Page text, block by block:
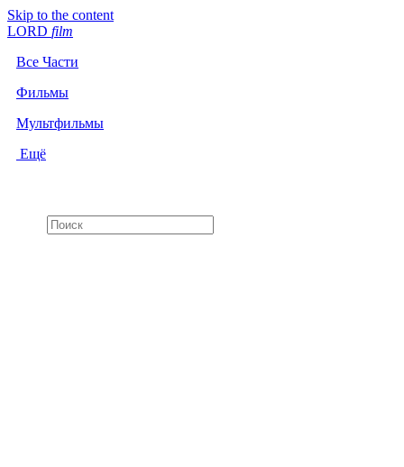
Skip to the content
LORD film
Все Части
Фильмы
Мультфильмы
Ещё